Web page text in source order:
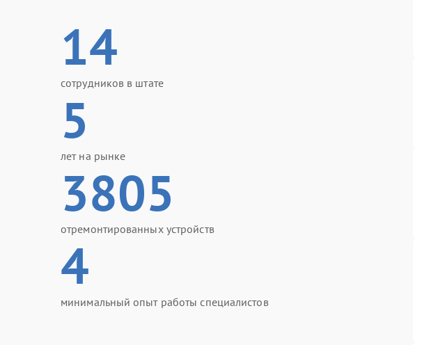
14
сотрудников в штате
5
лет на рынке
3805
отремонтированных устройств
4
минимальный опыт работы специалистов